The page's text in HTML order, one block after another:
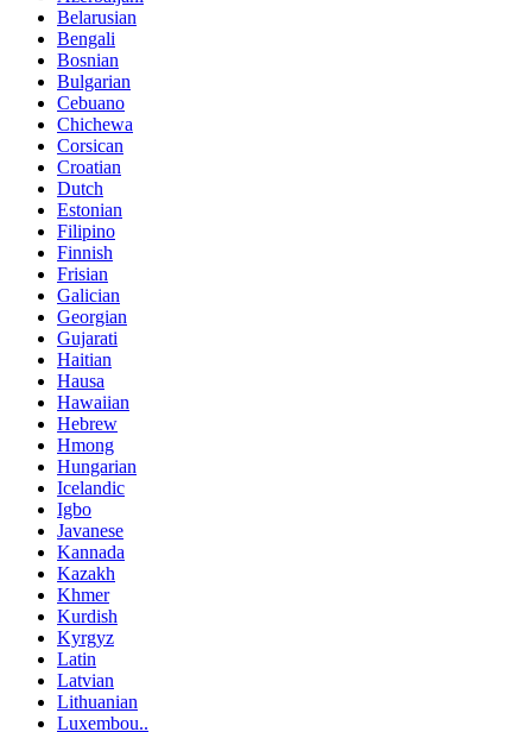
Belarusian
Bengali
Bosnian
Bulgarian
Cebuano
Chichewa
Corsican
Croatian
Dutch
Estonian
Filipino
Finnish
Frisian
Galician
Georgian
Gujarati
Haitian
Hausa
Hawaiian
Hebrew
Hmong
Hungarian
Icelandic
Igbo
Javanese
Kannada
Kazakh
Khmer
Kurdish
Kyrgyz
Latin
Latvian
Lithuanian
Luxembou..